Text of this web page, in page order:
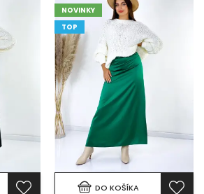
NOVINKY
TOP
DO KOŠÍKA